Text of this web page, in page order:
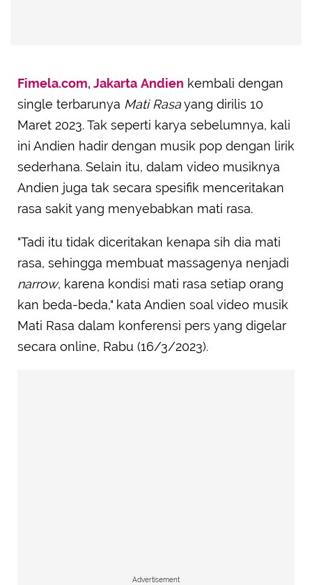
Fimela.com, Jakarta Andien kembali dengan
single terbarunya Mati Rasayang dirilis 10
Maret 2023. Tak seperti karya sebelumnya, kali
ini Andien hadir dengan musik pop dengan lirik
sederhana. Selain itu, dalam video musiknya
Andien juga tak secara spesifik menceritakan
rasa sakit yang menyebabkan mati rasa.
"Tadi itu tidak diceritakan kenapa sih dia mati
rasa, sehingga membuat massagenya nenjadi
narrow, karena kondisi mati rasa setiap orang
kan beda-beda," kata Andien soal video musik
Mati Rasa dalam konferensi pers yang digelar
secara online, Rabu (16/3/2023).
Advertisement